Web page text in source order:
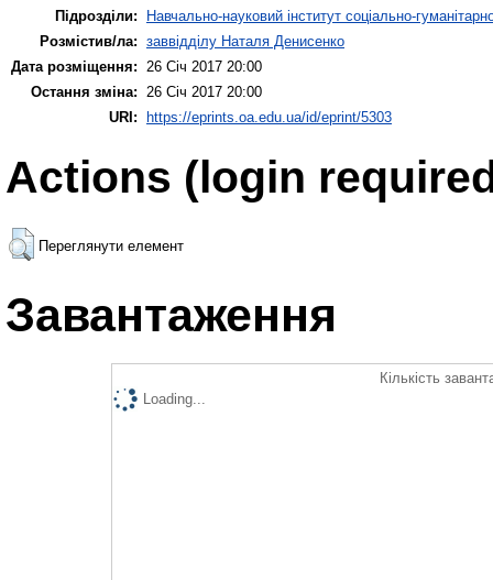
Підрозділи:
Навчально-науковий інститут соціально-
Розмістив/ла: заввідділу Наталя Денисенко
Дата розміщення:
26 Січ 2017 20:00
Остання зміна:
26 Січ 2017 20:00
URI: https://eprints.oa.edu.ua/id/eprint/5303
Actions (login
Переглянути елемент
Завантаження
Кількість
Loading...